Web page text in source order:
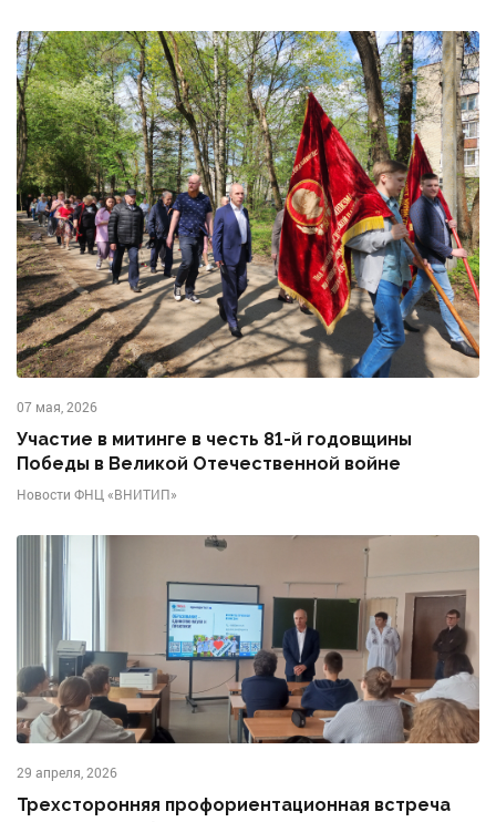
07 мая, 2026
Участие в митинге в честь 81-й годовщины
Победы в Великой Отечественной войне
Новости ФНЦ «ВНИТИП»
29 апреля, 2026
Трехсторонняя профориентационная встреча